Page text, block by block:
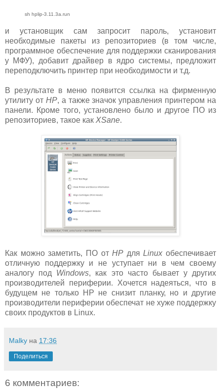
sh hplip-3.11.3a.run
и установщик сам запросит пароль, установит
необходимые пакеты из репозиториев (в том числе,
программное обеспечение для поддержки сканирования
у МФУ), добавит драйвер в ядро системы, предложит
переподключить принтер при необходимости и т.д.
В результате в меню появится ссылка на фирменную
утилиту отHP, а также значок управления принтером на
панели. Кроме того, установлено было и другое ПО из
репозиториев, такое как XSane.
Как можно заметить, ПО отHP дляLinux обеспечивает
отличную поддержку и не уступает ни в чем своему
аналогу под Windows, как это часто бывает у других
производителей периферии. Хочется надеяться, что в
будущем не только HP не снизит планку, но и другие
производители периферии обеспечат не хуже поддержку
своих продуктов в Linux.
Malky на 17:36
Поделиться
6 комментариев: